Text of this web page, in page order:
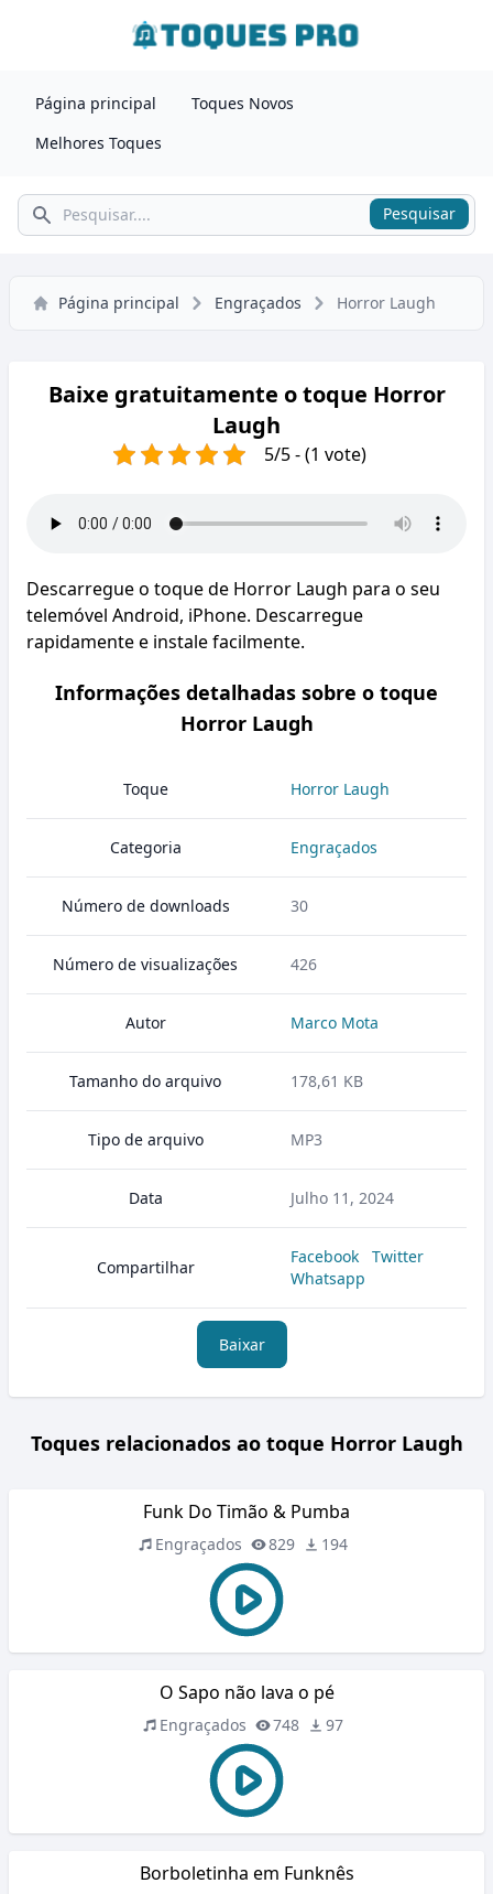
Página principal
Toques Novos
Melhores Toques
Pesquisar Pesquisar
Página principal Engraçados Horror Laugh
Baixe gratuitamente o toque Horror
Laugh
5/5 - (1 vote)
Descarregue o toque de Horror Laugh para o seu
telemóvel Android, iPhone. Descarregue
rapidamente e instale facilmente.
Informações detalhadas sobre o toque
Horror Laugh
Toque Horror Laugh
Categoria Engraçados
Número de downloads 30
Número de visualizações 426
Autor Marco Mota
Tamanho do arquivo 178,61 KB
Tipo de arquivo MP3
Data Julho 11, 2024
Compartilhar
Facebook
Twitter
Whatsapp
Baixar
Toques relacionados ao toque Horror Laugh
Funk Do Timão & Pumba
Engraçados 829 194
O Sapo não lava o pé
Engraçados 748 97
Borboletinha em Funknês